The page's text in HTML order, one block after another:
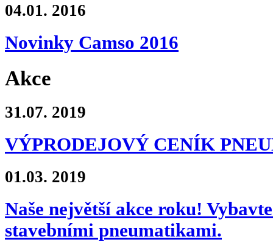
04.01. 2016
Novinky Camso 2016
Akce
31.07. 2019
VÝPRODEJOVÝ CENÍK
01.03. 2019
Naše největší akce roku!
stavebními pneumatikami.